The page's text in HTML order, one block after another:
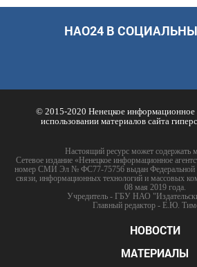
НАО24 В
© 2015-2020 Ненецкое информационное
использовании материалов сайта
Настоящий ресурс может содержать
Сетевое издание «Ненецкое информационное
номер СМИ Эл № ФС77-75756 выдан Федеральной
связи, информационных технологий и массовых
08 мая 2019 года.
Учредитель - ГБУ НАО
Главный редактор - Е.Ю.
НОВОСТИ
МАТЕРИАЛЫ